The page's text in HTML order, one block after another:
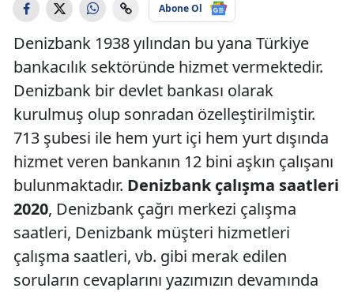
Abone Ol
Denizbank 1938 yılından bu yana Türkiye
bankacılık sektöründe hizmet vermektedir.
Denizbank bir devlet bankası olarak
kurulmuş olup sonradan özelleştirilmiştir.
713 şubesi ile hem yurt içi hem yurt dışında
hizmet veren bankanın 12 bini aşkın çalışanı
bulunmaktadır. Denizbank çalışma saatleri
2020, Denizbank çağrı merkezi çalışma
saatleri, Denizbank müşteri hizmetleri
çalışma saatleri, vb. gibi merak edilen
soruların cevaplarını yazımızın devamında